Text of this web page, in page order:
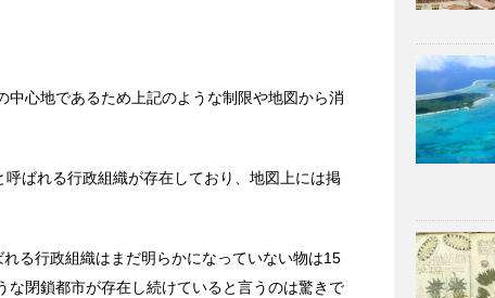
中心地であるため上記のような制限や地図から消
ばれる行政組織が存在しており、地図上には掲
る行政組織はまだ明らかになっていない物は15
な閉鎖都市が存在し続けていると言うのは驚きで